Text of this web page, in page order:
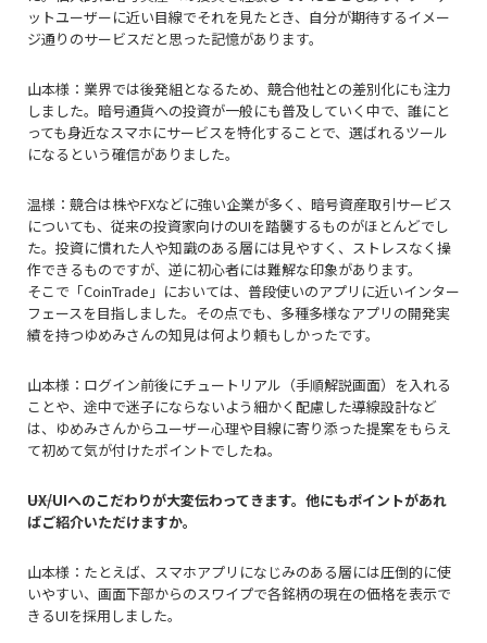
ットユーザーに近い目線でそれを見たとき、自分が期待するイメー
ジ通りのサービスだと思った記憶があります。
山本様：業界では後発組となるため、競合他社との差別化にも注力
しました。暗号通貨への投資が一般にも普及していく中で、誰にと
っても身近なスマホにサービスを特化することで、選ばれるツール
になるという確信がありました。
温様：競合は株やFXなどに強い企業が多く、暗号資産取引サービス
についても、従来の投資家向けのUIを踏襲するものがほとんどでし
た。投資に慣れた人や知識のある層には見やすく、ストレスなく操
作できるものですが、逆に初心者には難解な印象があります。
そこで「CoinTrade」においては、普段使いのアプリに近いインター
フェースを目指しました。その点でも、多種多様なアプリの開発実
績を持つゆめみさんの知見は何より頼もしかったです。
山本様：ログイン前後にチュートリアル（手順解説画面）を入れる
ことや、途中で迷子にならないよう細かく配慮した導線設計など
は、ゆめみさんからユーザー心理や目線に寄り添った提案をもらえ
て初めて気が付けたポイントでしたね。
――UX/UIへのこだわりが大変伝わってきます。他にもポイントがあれ
ばご紹介いただけますか。
山本様：たとえば、スマホアプリになじみのある層には圧倒的に使
いやすい、画面下部からのスワイプで各銘柄の現在の価格を表示で
きるUIを採用しました。